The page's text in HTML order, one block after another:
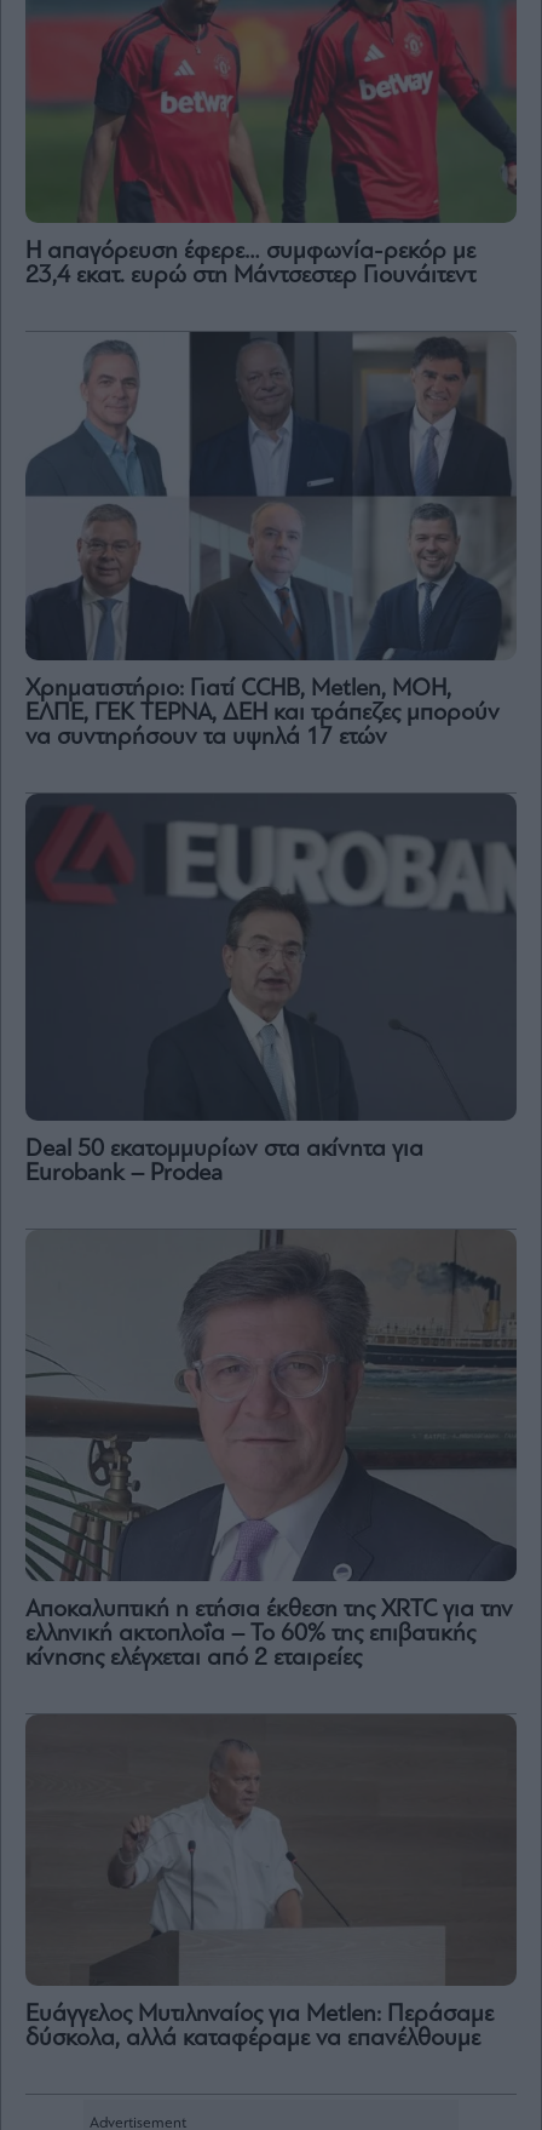
Η απαγόρευση έφερε… συμφωνία-ρεκόρ με
23,4 εκατ. ευρώ στη Μάντσεστερ Γιουνάιτεντ
Χρηματιστήριο: Γιατί CCHB, Metlen, MOH,
ΕΛΠΕ, ΓΕΚ ΤΕΡΝΑ, ΔΕΗ και τράπεζες μπορούν
να συντηρήσουν τα υψηλά 17 ετών
Deal 50 εκατομμυρίων στα ακίνητα για
Eurobank – Prodea
Αποκαλυπτική η ετήσια έκθεση της XRTC για την
ελληνική ακτοπλοΐα – Το 60% της επιβατικής
κίνησης ελέγχεται από 2 εταιρείες
Eυάγγελος Μυτιληναίος για Metlen: Περάσαμε
δύσκολα, αλλά καταφέραμε να επανέλθουμε